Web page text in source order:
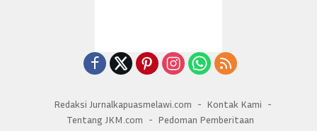
Redaksi Jurnalkapuasmelawi.com
Kontak Kami
Tentang JKM.com
Pedoman Pemberitaan